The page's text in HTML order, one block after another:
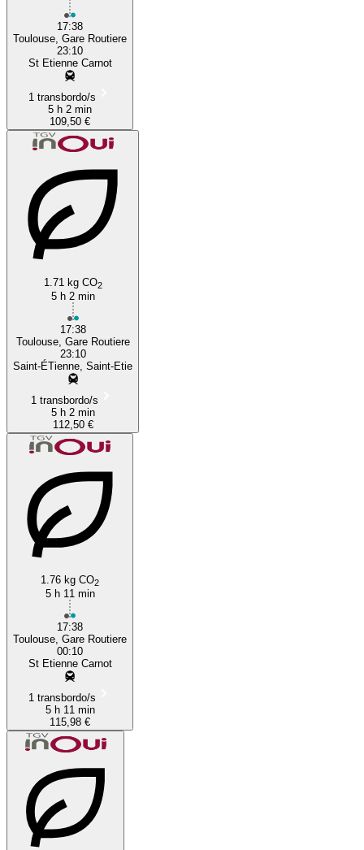
17:38
Toulouse, Gare Routiere
23:10
St Etienne Carnot
1 transbordo/s
5 h 2 min
109,50 €
1.71 kg CO2
5 h 2 min
17:38
Toulouse, Gare Routiere
23:10
Saint-ÉTienne, Saint-Etie
1 transbordo/s
5 h 2 min
112,50 €
1.76 kg CO2
5 h 11 min
17:38
Toulouse, Gare Routiere
00:10
St Etienne Carnot
1 transbordo/s
5 h 11 min
115,98 €